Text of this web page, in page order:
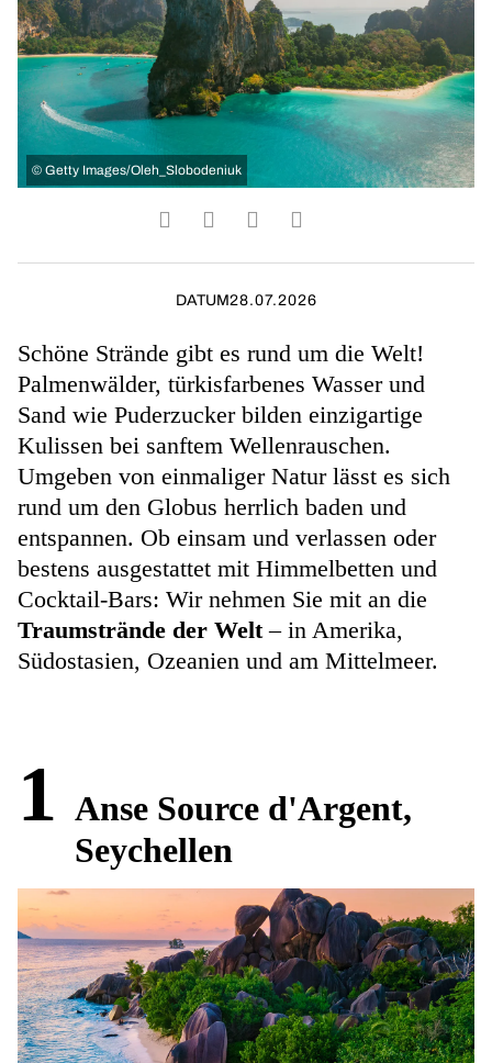
© Getty Images/Oleh_Slobodeniuk
DATUM28.07.2026
Schöne Strände gibt es rund um die Welt!
Palmenwälder, türkisfarbenes Wasser und
Sand wie Puderzucker bilden einzigartige
Kulissen bei sanftem Wellenrauschen.
Umgeben von einmaliger Natur lässt es sich
rund um den Globus herrlich baden und
entspannen. Ob einsam und verlassen oder
bestens ausgestattet mit Himmelbetten und
Cocktail-Bars: Wir nehmen Sie mit an die
Traumstrände der Welt– in Amerika,
Südostasien, Ozeanien und am Mittelmeer.
1 Anse Source d'Argent,
Seychellen